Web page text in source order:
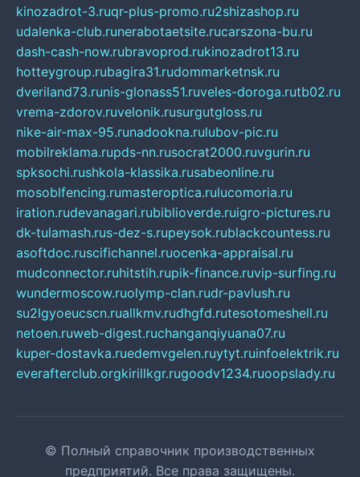
kinozadrot-3.ruqr-plus-promo.ru2shizashop.ru
udalenka-club.runerabotaetsite.rucarszona-bu.ru
dash-cash-now.rubravoprod.rukinozadrot13.ru
hotteygroup.rubagira31.rudommarketnsk.ru
dveriland73.runis-glonass51.ruveles-doroga.rutb02.ru
vrema-zdorov.ruvelonik.rusurgutgloss.ru
nike-air-max-95.runadookna.rulubov-pic.ru
mobilreklama.rupds-nn.rusocrat2000.ruvgurin.ru
spksochi.rushkola-klassika.rusabeonline.ru
mosoblfencing.rumasteroptica.rulucomoria.ru
iration.rudevanagari.rubiblioverde.ruigro-pictures.ru
dk-tulamash.rus-dez-s.rupeysok.rublackcountess.ru
asoftdoc.ruscifichannel.ruocenka-appraisal.ru
mudconnector.ruhitstih.rupik-finance.ruvip-surfing.ru
wundermoscow.ruolymp-clan.rudr-pavlush.ru
su2lgyoeucscn.ruallkmv.rudhgfd.rutesotomeshell.ru
netoen.ruweb-digest.ruchanganqiyuana07.ru
kuper-dostavka.ruedemvgelen.ruytyt.ruinfoelektrik.ru
everafterclub.orgkirillkgr.rugoodv1234.ruoopslady.ru
© Полный справочник производственных
предприятий. Все права защищены.